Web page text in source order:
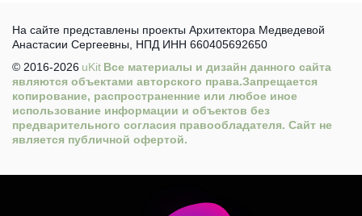
На сайте представлены проекты Архитектора Медведевой
Анастасии Сергеевны, НПД ИНН 660405692650
© 2016-2026 uKit Все материалы и дизайн данного сайта
являются объектами авторского права.Запрещается
копирование, распространенние или любое иное
использование информации и объектов без
предварительного согласия правообладателя. Сайт не
является публичной офертой.